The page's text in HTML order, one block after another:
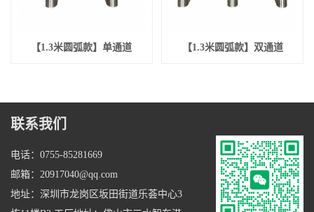
【1.3米圆弧款】单通道 【1.3米圆弧款】双通道
联系我们
电话：0755-85281669
邮箱：20917040@qq.com
地址：深圳市龙岗区坂田街道乐荟中心3